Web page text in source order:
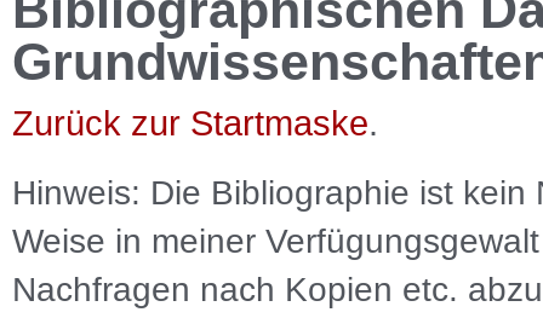
Zurück zur Startmaske.
Hinweis: Die Bibliographie ist kein
Weise in meiner
Nachfragen nach Kopien etc.